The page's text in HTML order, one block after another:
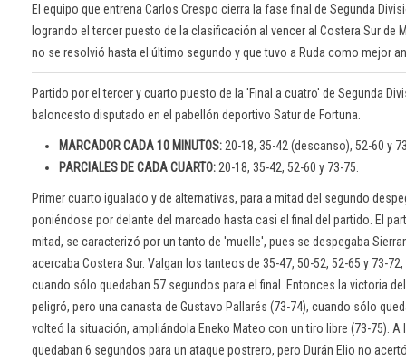
El equipo que entrena Carlos Crespo cierra la fase final de Segunda
logrando el tercer puesto de la clasificación al vencer al Costera Sur de
no se resolvió hasta el último segundo y que tuvo a Ruda como mejor
Partido por el tercer y cuarto puesto de la 'Final a cuatro' de Segunda
baloncesto disputado en el pabellón deportivo Satur de Fortuna.
MARCADOR CADA 10 MINUTOS: 20-18, 35-42 (descanso), 52-60 y
PARCIALES DE CADA CUARTO: 20-18, 35-42, 52-60 y 73-75.
Primer cuarto igualado y de alternativas, para a mitad del segundo
poniéndose por delante del marcado hasta casi el final del partido. El
mitad, se caracterizó por un tanto de 'muelle', pues se despegaba
acercaba Costera Sur. Valgan los tanteos de 35-47, 50-52, 52-65 y 73-
cuando sólo quedaban 57 segundos para el final. Entonces la victoria
peligró, pero una canasta de Gustavo Pallarés (73-74), cuando sólo
volteó la situación, ampliándola Eneko Mateo con un tiro libre (73-75).
quedaban 6 segundos para un ataque postrero, pero Durán Elio no